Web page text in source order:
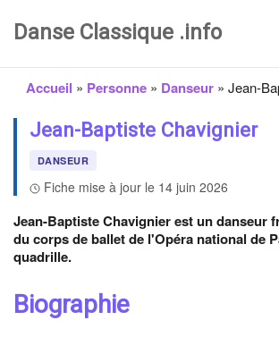
Danse Classique .info
Accueil » Personne » Danseur » Jean-
Jean-Baptiste Chavignier
DANSEUR
Fiche mise à jour le 14 juin 2026
Jean-Baptiste Chavignier est un danseur
du corps de ballet de l'Opéra national de
quadrille.
Biographie